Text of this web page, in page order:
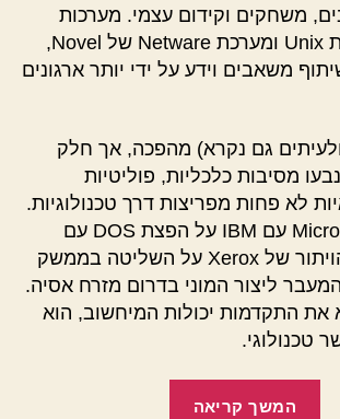
משחקים וקידום עצמי. מערכות
הפעלה מבוססות Unix ומערכת Netware של Novel,
משאבים וידע על ידי יותר ארגונים
גם נקרא) מהפכה, אך חלק
מסיבות כלכליות, פוליטיות
לא פחות מפריצות דרך טכנולוגיות.
העסקה של Microsoft עם IBM על הפצת DOS עם
מחשבי ה-PC, הויתור של Xerox על השליטה בממשק
ליצור המוני בדרום מזרח אסיה.
את התקדמות יכולות המיחשוב, הוא
טכנולוגי.
המשך קריאה